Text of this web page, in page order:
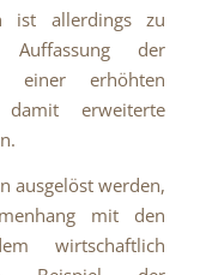
ist allerdings zu
der
einer erhöhten
erweiterte
ausgelöst werden,
mit den
wirtschaftlich